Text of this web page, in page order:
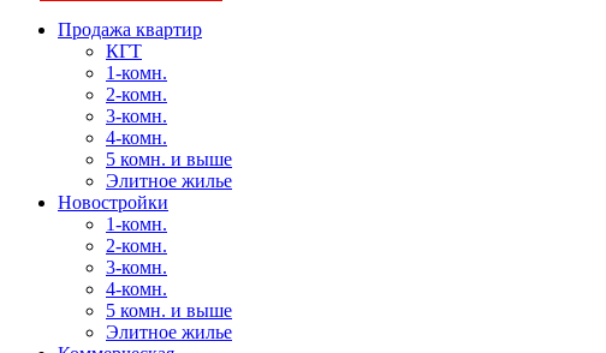
Продажа квартир
КГТ
1-комн.
2-комн.
3-комн.
4-комн.
5 комн. и выше
Элитное жилье
Новостройки
1-комн.
2-комн.
3-комн.
4-комн.
5 комн. и выше
Элитное жилье